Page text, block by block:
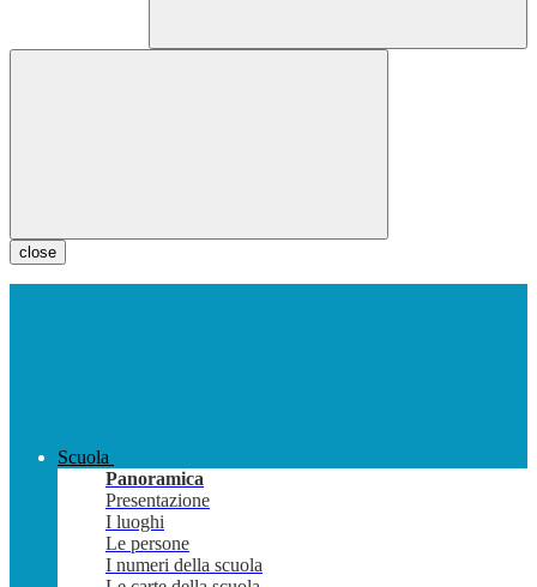
close
Scuola
Panoramica
Presentazione
I luoghi
Le persone
I numeri della scuola